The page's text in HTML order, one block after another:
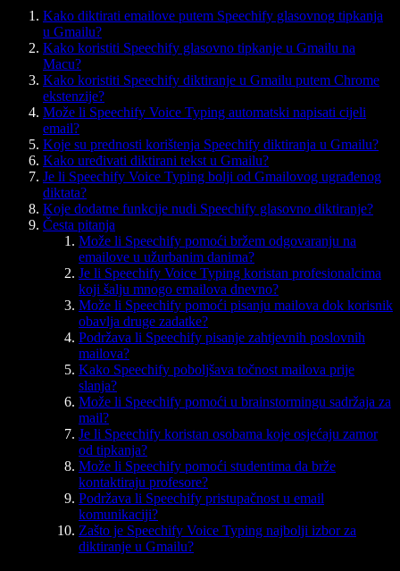
Kako diktirati emailove putem Speechify glasovnog tipkanja
u Gmailu?
Kako koristiti Speechify glasovno tipkanje u Gmailu na
Macu?
Kako koristiti Speechify diktiranje u Gmailu putem Chrome
ekstenzije?
Može li Speechify Voice Typing automatski napisati cijeli
email?
Koje su prednosti korištenja Speechify diktiranja u Gmailu?
Kako uređivati diktirani tekst u Gmailu?
Je li Speechify Voice Typing bolji od Gmailovog ugrađenog
diktata?
Koje dodatne funkcije nudi Speechify glasovno diktiranje?
Česta pitanja
Može li Speechify pomoći bržem odgovaranju na
emailove u užurbanim danima?
Je li Speechify Voice Typing koristan profesionalcima
koji šalju mnogo emailova dnevno?
Može li Speechify pomoći pisanju mailova dok korisnik
obavlja druge zadatke?
Podržava li Speechify pisanje zahtjevnih poslovnih
mailova?
Kako Speechify poboljšava točnost mailova prije
slanja?
Može li Speechify pomoći u brainstormingu sadržaja za
mail?
Je li Speechify koristan osobama koje osjećaju zamor
od tipkanja?
Može li Speechify pomoći studentima da brže
kontaktiraju profesore?
Podržava li Speechify pristupačnost u email
komunikaciji?
Zašto je Speechify Voice Typing najbolji izbor za
diktiranje u Gmailu?